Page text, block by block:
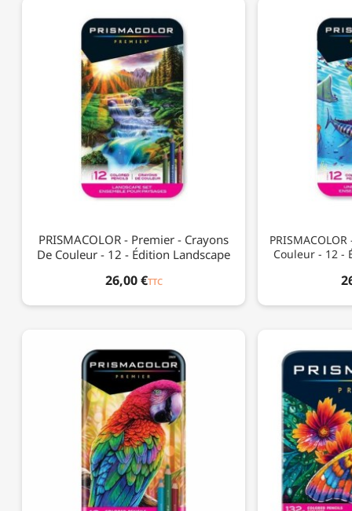
PRISMACOLOR - Premier - Crayons
De Couleur - 12 - Édition Landscape
26,00 €TTC
Couleur - 12 -